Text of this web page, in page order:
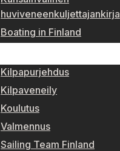
huviveneenkuljettajankirja
Boating in Finland
Kilpapurjehdus
Kilpaveneily
Koulutus
Valmennus
Sailing Team Finland